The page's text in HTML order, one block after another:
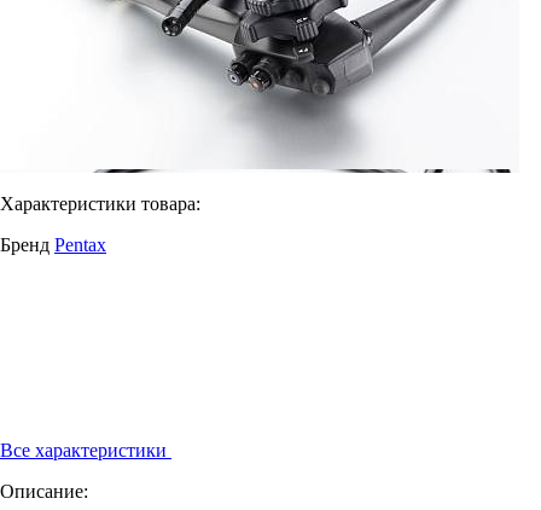
Характеристики товара:
Бренд Pentax
Все характеристики
Описание: